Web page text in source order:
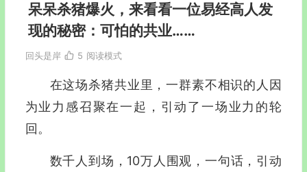
呆呆杀猪爆火，来看看一位易经高人发
现的秘密：可怕的共业……
回头是岸 5 阅读模式
在这场杀猪共业里，一群素不相识的人因
为业力感召聚在一起，引动了一场业力的轮
回。
数千人到场，10万人围观，一句话，引动